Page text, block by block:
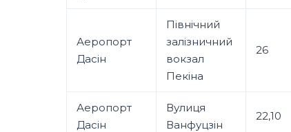
Аеропорт
Дасін
Північний
залізничний
вокзал
Пекіна
26
Аеропорт
Дасін
Вулиця
Ванфуцзін
22,10